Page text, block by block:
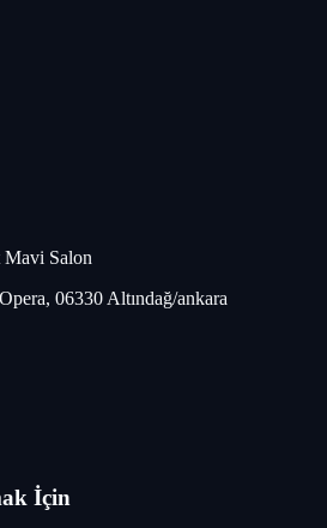
Salon
06330 Altındağ/ankara
İçin